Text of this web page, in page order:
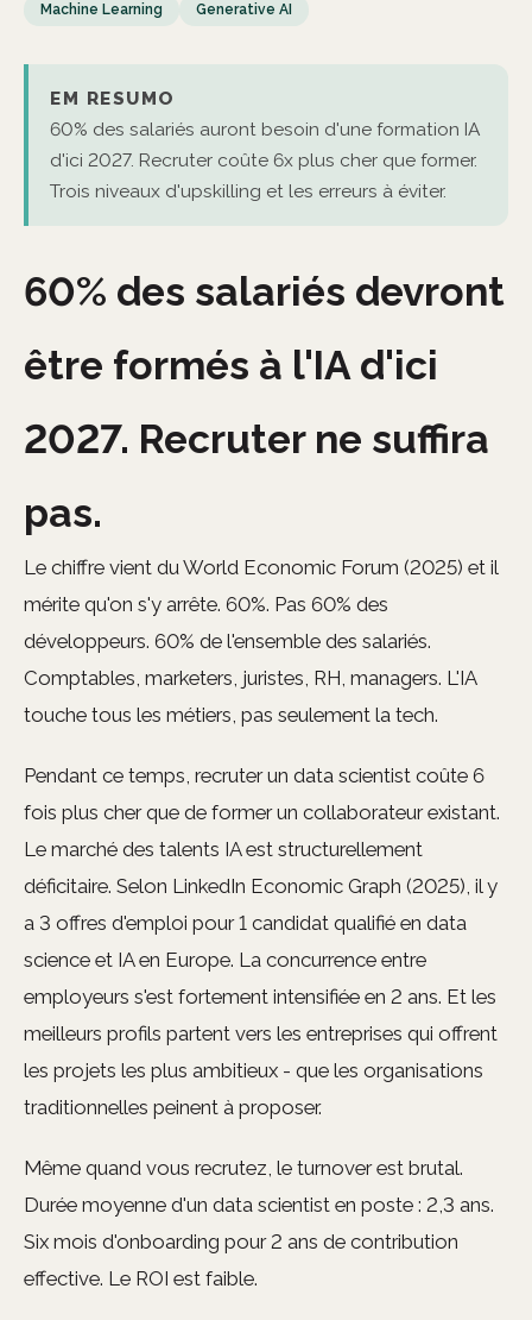
Machine Learning
Generative AI
EM RESUMO
60% des salariés auront besoin d'une formation IA
d'ici 2027. Recruter coûte 6x plus cher que former.
Trois niveaux d'upskilling et les erreurs à éviter.
60% des salariés devront
être formés à l'IA d'ici
2027. Recruter ne suffira
pas.
Le chiffre vient du World Economic Forum (2025) et il
mérite qu'on s'y arrête. 60%. Pas 60% des
développeurs. 60% de l'ensemble des salariés.
Comptables, marketers, juristes, RH, managers. L'IA
touche tous les métiers, pas seulement la tech.
Pendant ce temps, recruter un data scientist coûte 6
fois plus cher que de former un collaborateur existant.
Le marché des talents IA est structurellement
déficitaire. Selon LinkedIn Economic Graph (2025), il y
a 3 offres d'emploi pour 1 candidat qualifié en data
science et IA en Europe. La concurrence entre
employeurs s'est fortement intensifiée en 2 ans. Et les
meilleurs profils partent vers les entreprises qui offrent
les projets les plus ambitieux - que les organisations
traditionnelles peinent à proposer.
Même quand vous recrutez, le turnover est brutal.
Durée moyenne d'un data scientist en poste : 2,3 ans.
Six mois d'onboarding pour 2 ans de contribution
effective. Le ROI est faible.